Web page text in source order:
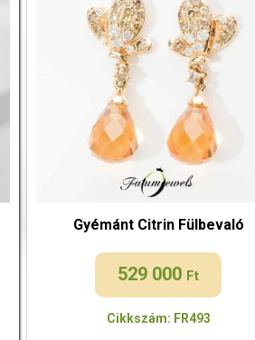
Gyémánt Citrin Fülbevaló
529 000 Ft
Cikkszám: FR493